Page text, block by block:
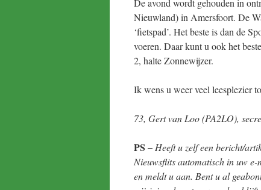
De avond wordt gehouden in
Nieuwland) in Amersfoort. De
‘fietspad’. Het beste is dan de
voeren. Daar kunt u ook het
2, halte Zonnewijzer.
Ik wens u weer veel leesplezier
73, Gert van Loo (PA2LO),
PS – Heeft u zelf een bericht/
Nieuwsflits automatisch in uw
en meldt u aan. Bent u al